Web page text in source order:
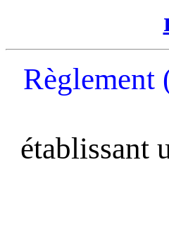
Règlement
établissant